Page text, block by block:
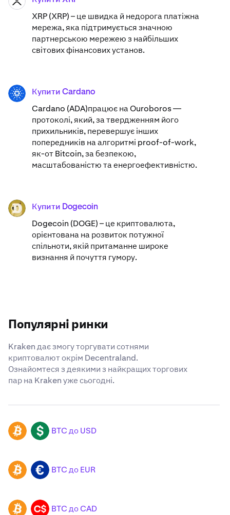
XRP (XRP) – це швидка й недорога платіжна
мережа, яка підтримується значною
партнерською мережею з найбільших
світових фінансових установ.
ADA Купити Cardano
Cardano (ADA)​працює на Ouroboros —
протоколі, який, за твердженням його
прихильників, перевершує інших
попередників на алгоритмі proof-of-work,
як-от Bitcoin, за безпекою,
масштабованістю та енергоефективністю.
DOGE Купити Dogecoin
Dogecoin (DOGE) – це криптовалюта,
орієнтована на розвиток потужної
спільноти, якій притаманне широке
визнання й почуття гумору.
Популярні ринки
Kraken дає змогу торгувати сотнями
криптовалют окрім Decentraland.
Ознайомтеся з деякими з найкращих торгових
пар на Kraken уже сьогодні.
BTC USD BTC до USD
BTC EUR BTC до EUR
BTC CAD BTC до CAD